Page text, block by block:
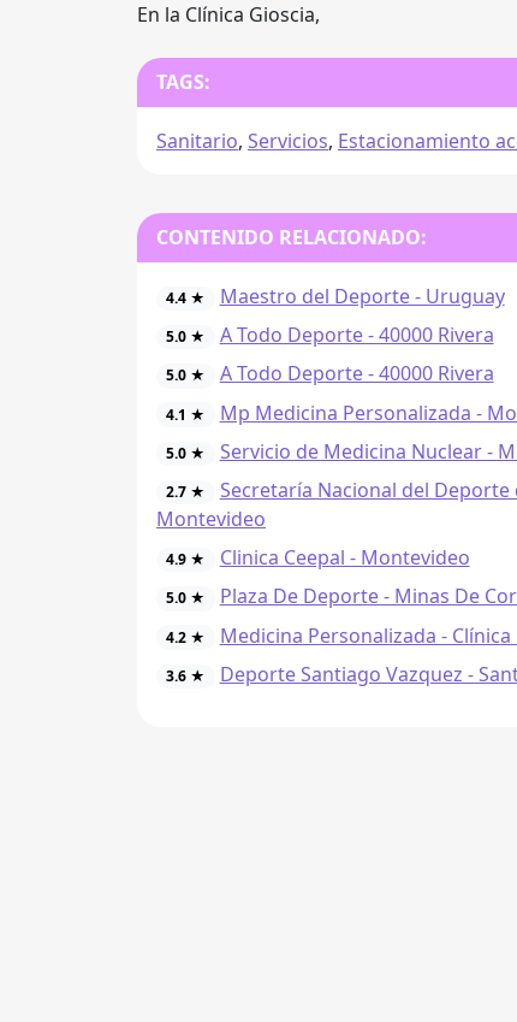
En la Clínica Gioscia,
TAGS:
Sanitario, Servicios, Estacionamiento
CONTENIDO RELACIONADO:
4.4 ★ Maestro del Deporte - Uruguay
5.0 ★ A Todo Deporte - 40000 Rivera
5.0 ★ A Todo Deporte - 40000 Rivera
4.1 ★ Mp Medicina Personalizada -
5.0 ★ Servicio de Medicina Nuclear -
2.7 ★
Secretaría Nacional del
Montevideo
4.9 ★ Clinica Ceepal - Montevideo
5.0 ★ Plaza De Deporte - Minas De
4.2 ★ Medicina Personalizada -
3.6 ★ Deporte Santiago Vazquez -